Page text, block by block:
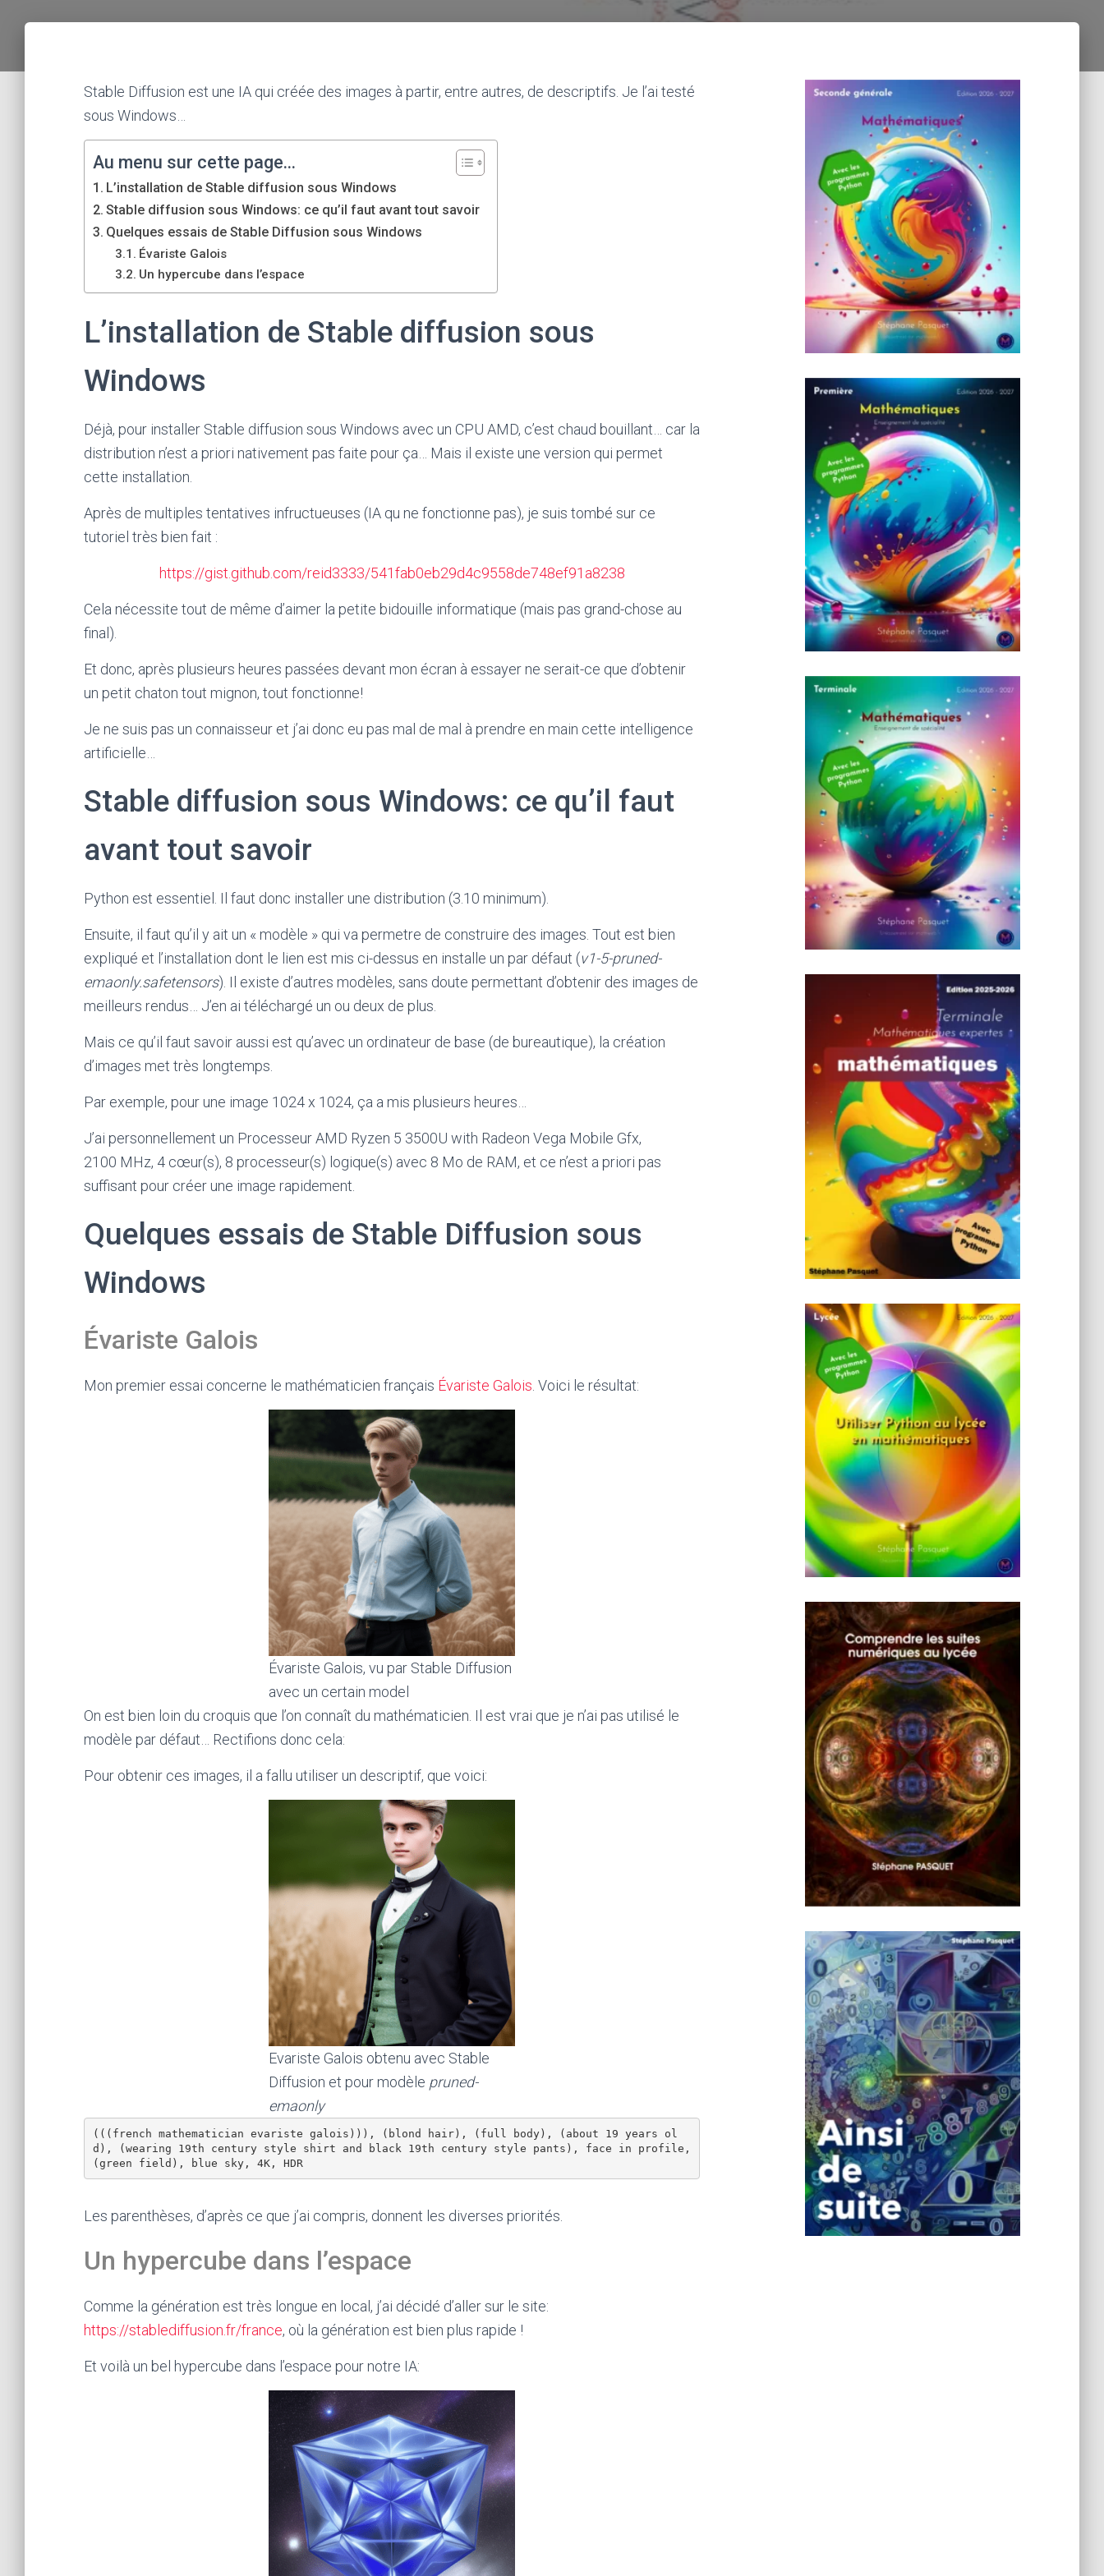
Stable Diffusion est une IA qui créée des images à partir, entre autres, de descriptifs. Je l’ai testé
sous Windows…
Au menu sur cette page...
L’installation de Stable diffusion sous Windows
Stable diffusion sous Windows: ce qu’il faut avant tout savoir
Quelques essais de Stable Diffusion sous Windows
Évariste Galois
Un hypercube dans l’espace
L’installation de Stable diffusion sous
Windows
Déjà, pour installer Stable diffusion sous Windows avec un CPU AMD, c’est chaud bouillant… car la
distribution n’est a priori nativement pas faite pour ça… Mais il existe une version qui permet
cette installation.
Après de multiples tentatives infructueuses (IA qu ne fonctionne pas), je suis tombé sur ce
tutoriel très bien fait :
https://gist.github.com/reid3333/541fab0eb29d4c9558de748ef91a8238
Cela nécessite tout de même d’aimer la petite bidouille informatique (mais pas grand-chose au
final).
Et donc, après plusieurs heures passées devant mon écran à essayer ne serait-ce que d’obtenir
un petit chaton tout mignon, tout fonctionne!
Je ne suis pas un connaisseur et j’ai donc eu pas mal de mal à prendre en main cette intelligence
artificielle…
Stable diffusion sous Windows: ce qu’il faut
avant tout savoir
Python est essentiel. Il faut donc installer une distribution (3.10 minimum).
Ensuite, il faut qu’il y ait un « modèle » qui va permetre de construire des images. Tout est bien
expliqué et l’installation dont le lien est mis ci-dessus en installe un par défaut (v1-5-pruned-
emaonly.safetensors). Il existe d’autres modèles, sans doute permettant d’obtenir des images de
meilleurs rendus… J’en ai téléchargé un ou deux de plus.
Mais ce qu’il faut savoir aussi est qu’avec un ordinateur de base (de bureautique), la création
d’images met très longtemps.
Par exemple, pour une image 1024 x 1024, ça a mis plusieurs heures…
J’ai personnellement un Processeur AMD Ryzen 5 3500U with Radeon Vega Mobile Gfx,
2100 MHz, 4 cœur(s), 8 processeur(s) logique(s) avec 8 Mo de RAM, et ce n’est a priori pas
suffisant pour créer une image rapidement.
Quelques essais de Stable Diffusion sous
Windows
Évariste Galois
Mon premier essai concerne le mathématicien français Évariste Galois . Voici le résultat:
Évariste Galois, vu par Stable Diffusion
avec un certain model
On est bien loin du croquis que l’on connaît du mathématicien. Il est vrai que je n’ai pas utilisé le
modèle par défaut… Rectifions donc cela:
Pour obtenir ces images, il a fallu utiliser un descriptif, que voici:
Evariste Galois obtenu avec Stable
Diffusion et pour modèle pruned-
emaonly
(((french mathematician evariste galois))), (blond hair), (full body), (about 19 years ol
d), (wearing 19th century style shirt and black 19th century style pants), face in profile,
(green field), blue sky, 4K, HDR
Les parenthèses, d’après ce que j’ai compris, donnent les diverses priorités.
Un hypercube dans l’espace
Comme la génération est très longue en local, j’ai décidé d’aller sur le site:
https://stablediffusion.fr/france, où la génération est bien plus rapide !
Et voilà un bel hypercube dans l’espace pour notre IA: